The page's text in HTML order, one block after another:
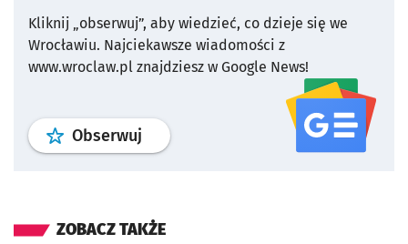
Kliknij „obserwuj”, aby wiedzieć, co dzieje się we
Wrocławiu. Najciekawsze wiadomości z
www.wroclaw.pl znajdziesz w Google News!
Obserwuj profil serwisu
ZOBACZ TAKŻE